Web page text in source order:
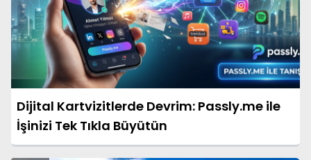
Dijital Kartvizitlerde Devrim: Passly.me ile
İşinizi Tek Tıkla Büyütün